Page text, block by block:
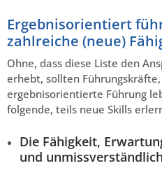
Ergebnisorientiert
zahlreiche (neue)
Ohne, dass diese Liste den
erhebt, sollten
ergebnisorientierte Führung
folgende, teils neue Skills
Die Fähigkeit,
und